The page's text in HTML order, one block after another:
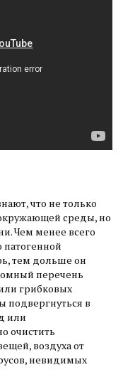
что не только
среды, но
Чем менее всего
тем дольше он
перечень
грибковых
подвергнуться в
или
очистить
воздуха от
невидимых